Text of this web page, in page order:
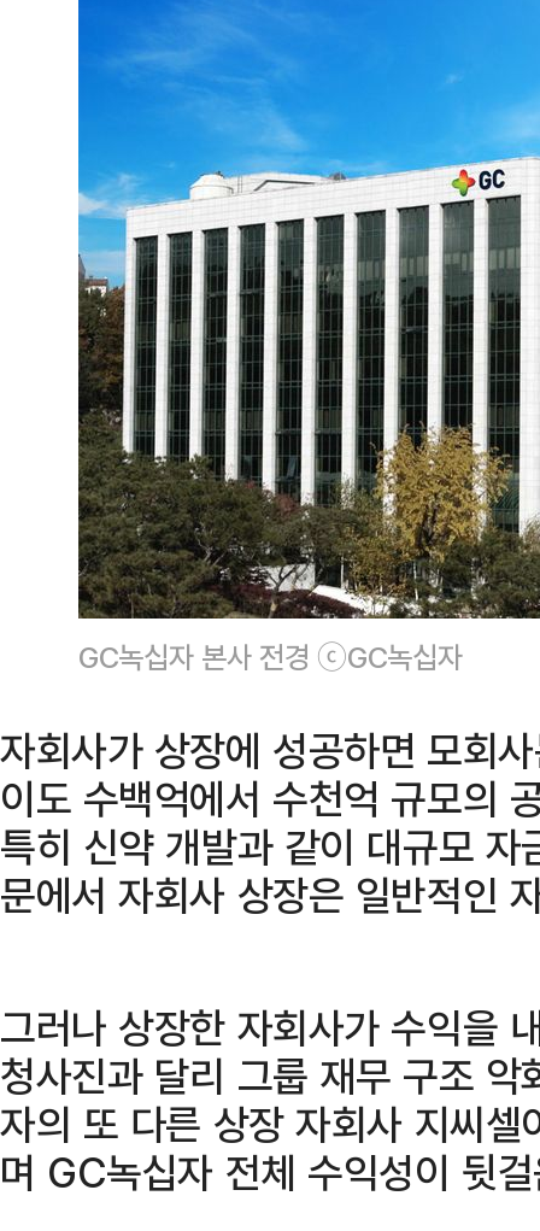
GC녹십자 본사 전경 ⓒGC녹십자
자회사가 상장에 성공하면 모회
이도 수백억에서 수천억 규모의
특히 신약 개발과 같이 대규모 자
문에서 자회사 상장은 일반적인
그러나 상장한 자회사가 수익을
청사진과 달리 그룹 재무 구조
자의 또 다른 상장 자회사 지씨
며 GC녹십자 전체 수익성이 뒷